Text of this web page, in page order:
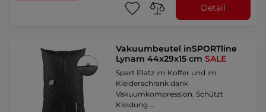
Detail
Vakuumbeutel inSPORTline
Lynam 44x29x15 cmSALE
Spart Platz im Koffer und im
Kleiderschrank dank
Vakuumkompression. Schützt
Kleidung …